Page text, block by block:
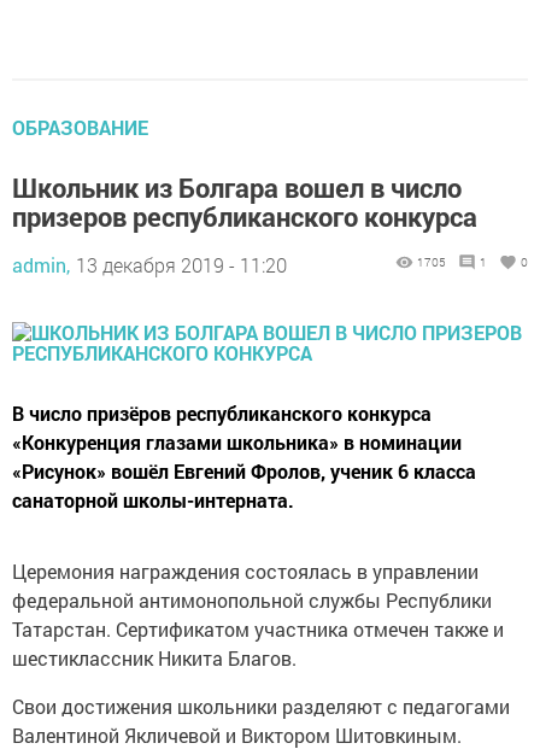
ОБРАЗОВАНИЕ
Школьник из Болгара вошел в число
призеров республиканского конкурса
admin, 13 декабря 2019 - 11:20 1705 1 0
В число призёров республиканского конкурса
«Конкуренция глазами школьника» в номинации
«Рисунок» вошёл Евгений Фролов, ученик 6 класса
санаторной школы-интерната.
Церемония награждения состоялась в управлении
федеральной антимонопольной службы Республики
Татарстан. Сертификатом участника отмечен также и
шестиклассник Никита Благов.
Свои достижения школьники разделяют с педагогами
Валентиной Якличевой и Виктором Шитовкиным.